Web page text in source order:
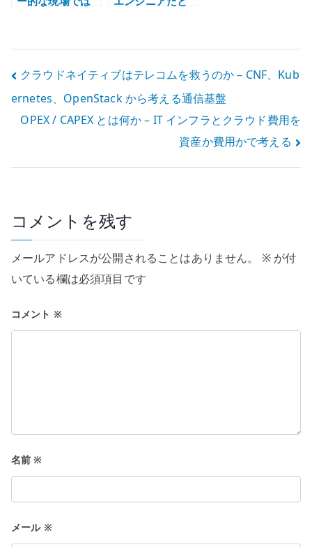
理解不足を見抜
投
稿
ナ
ビ
ー
シ
ョ
ン
クラウドネイティブはテレコムを救うのか – CNF、Kub
ernetes、OpenStack から考える通信基盤
OPEX / CAPEX とは何か – IT インフラとクラウド費用を
資産か費用かで考える
コメントを残す
メールアドレスが公開されることはありません。 ※が付
いている欄は必須項目です
コメント ※
名前※
メール ※